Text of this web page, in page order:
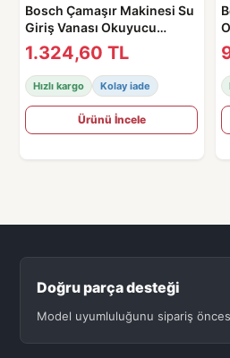
Bosch Çamaşır Makinesi Su
Giriş Vanası Okuyucu
Sensörlü / Ventili -
00606001
1.324,60 TL
Hızlı kargo Kolay iade
Ürünü İncele
Doğru parça desteği
Model uyumluluğunu sipariş